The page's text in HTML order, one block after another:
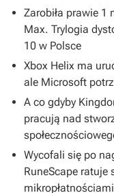
Zarobiła prawie 1
Max. Trylogia
10 w Polsce
Xbox Helix ma
ale Microsoft
A co gdyby
pracują nad
Wycofali się po
RuneScape ratuje
mikropłatnościami